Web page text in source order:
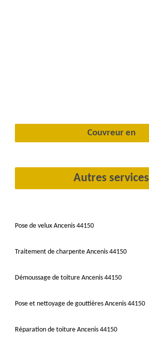
Couvreur en
Autres services
Pose de velux Ancenis 44150
Traitement de charpente Ancenis 44150
Démoussage de toiture Ancenis 44150
Pose et nettoyage de gouttières Ancenis 44150
Réparation de toiture Ancenis 44150